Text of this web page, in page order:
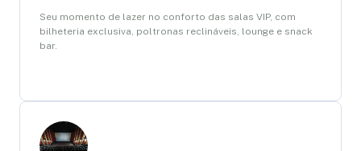
Seu momento de lazer no conforto das salas VIP, com
bilheteria exclusiva, poltronas reclináveis, lounge e snack
bar.